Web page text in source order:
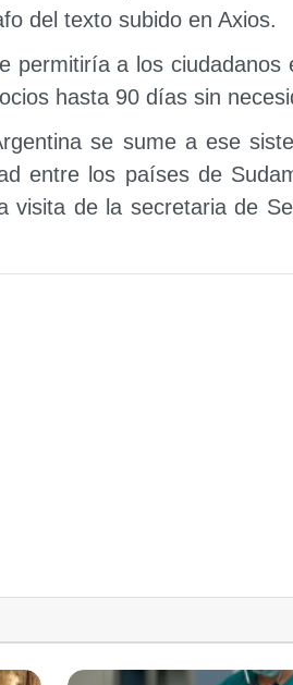
del texto subido en Axios.
permitiría a los ciudadanos
hasta 90 días sin
se sume a ese
entre los países de
visita de la secretaria de